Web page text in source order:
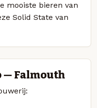
mooiste bieren van
Solid State van
— Falmouth